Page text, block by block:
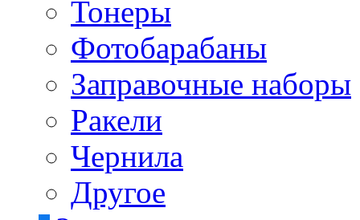
Тонеры
Фотобарабаны
Заправочные наборы
Ракели
Чернила
Другое